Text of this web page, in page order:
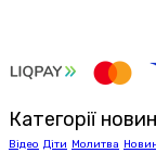
Категорії новин
Відео Діти Молитва